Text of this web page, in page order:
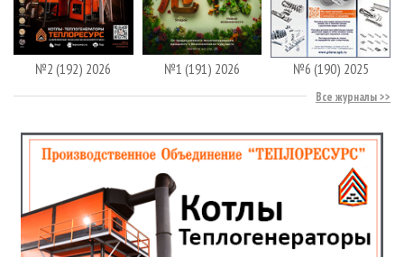
№2 (192) 2026 №1 (191) 2026 №6 (190) 2025
Все журналы